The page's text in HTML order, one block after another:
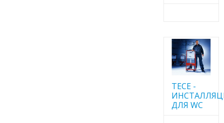
TECE -
ДЛЯ WC